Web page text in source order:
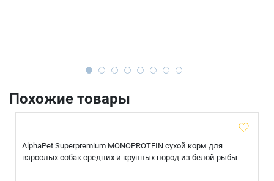
Похожие товары
AlphaPet Superpremium MONOPROTEIN сухой корм для
взрослых собак средних и крупных пород из белой рыбы